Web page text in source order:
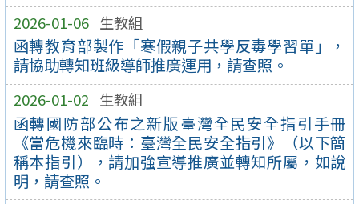
2026-01-06 生教組
函轉教育部製作「寒假親子共學反毒學習單」，
請協助轉知班級導師推廣運用，請查照。
2026-01-02 生教組
函轉國防部公布之新版臺灣全民安全指引手冊
《當危機來臨時：臺灣全民安全指引》（以下簡
稱本指引），請加強宣導推廣並轉知所屬，如說
明，請查照。